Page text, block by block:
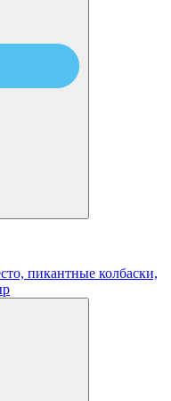
пикантные колбаски,